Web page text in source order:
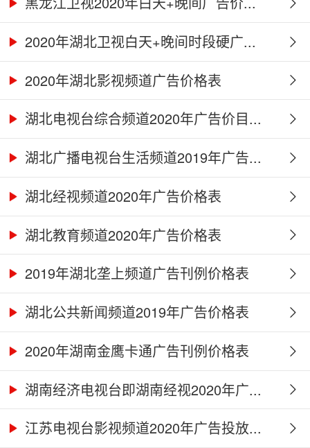
2020年湖北卫视白天+晚间时段硬广...
2020年湖北影视频道广告价格表
湖北电视台综合频道2020年广告价目...
湖北广播电视台生活频道2019年广告...
湖北经视频道2020年广告价格表
湖北教育频道2020年广告价格表
2019年湖北垄上频道广告刊例价格表
湖北公共新闻频道2019年广告价格表
2020年湖南金鹰卡通广告刊例价格表
湖南经济电视台即湖南经视2020年广...
江苏电视台影视频道2020年广告投放...